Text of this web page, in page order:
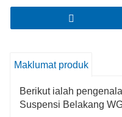
termasuk pendedahan
jalan raya dan
kebolehlarasan yang
dan keadaan jalan
pemandu
Maklumat produk
Berikut ialah
Suspensi Belakang